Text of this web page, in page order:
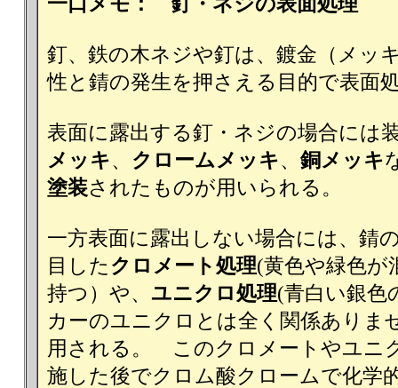
釘、鉄の木ネジや釘は、鍍金（メッ
性と錆の発生を押さえる目的で表
表面に露出する釘・ネジの場合には
メッキ、 クロームメッキ、 銅メッキ
塗装されたものが用いられる。
一方表面に露出しない場合には、錆
目した クロメート処理(黄色や緑色が
持つ）や、 ユニクロ処理(青白い銀色
カーのユニクロとは全く関係ありま
用される。 このクロメートやユニ
施した後でクロム酸クロームで化学